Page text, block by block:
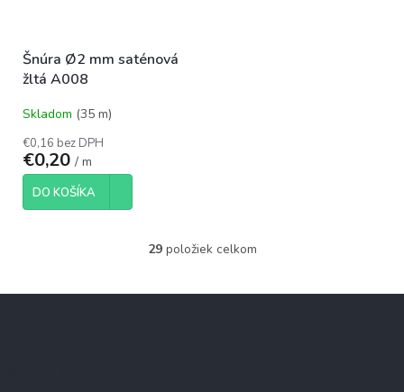
Šnúra Ø2 mm saténová
žltá A008
Skladom (35 m)
€0,16 bez DPH
€0,20 / m
DO KOŠÍKA
O
l
29položiek celkom